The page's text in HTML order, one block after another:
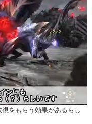
をもらう効果があるらし